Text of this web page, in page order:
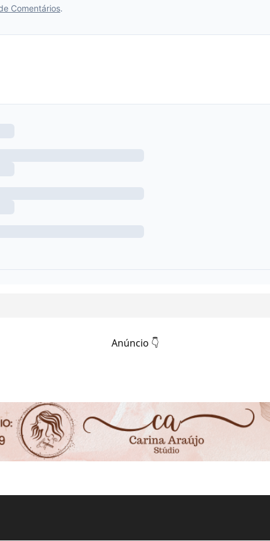
Anúncio 👇